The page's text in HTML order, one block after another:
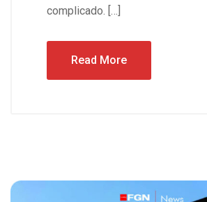
complicado. […]
Read More